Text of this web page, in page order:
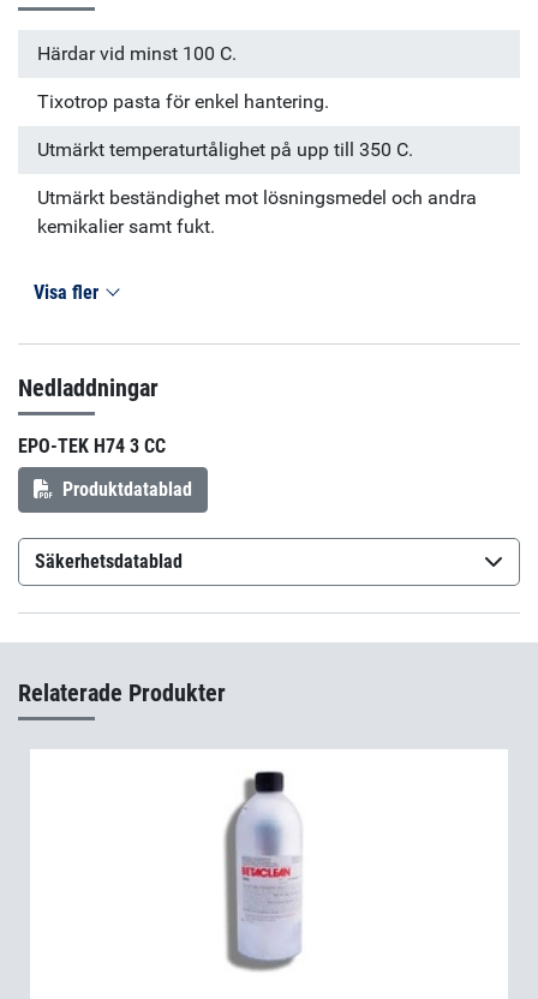
Härdar vid minst 100 C.
Tixotrop pasta för enkel hantering.
Utmärkt temperaturtålighet på upp till 350 C.
Utmärkt beständighet mot lösningsmedel och andra
kemikalier samt fukt.
Visa fler
Nedladdningar
EPO-TEK H74 3 CC
Produktdatablad
Säkerhetsdatablad
Epo-Tek H74 Part A (sv-SE)
Relaterade Produkter